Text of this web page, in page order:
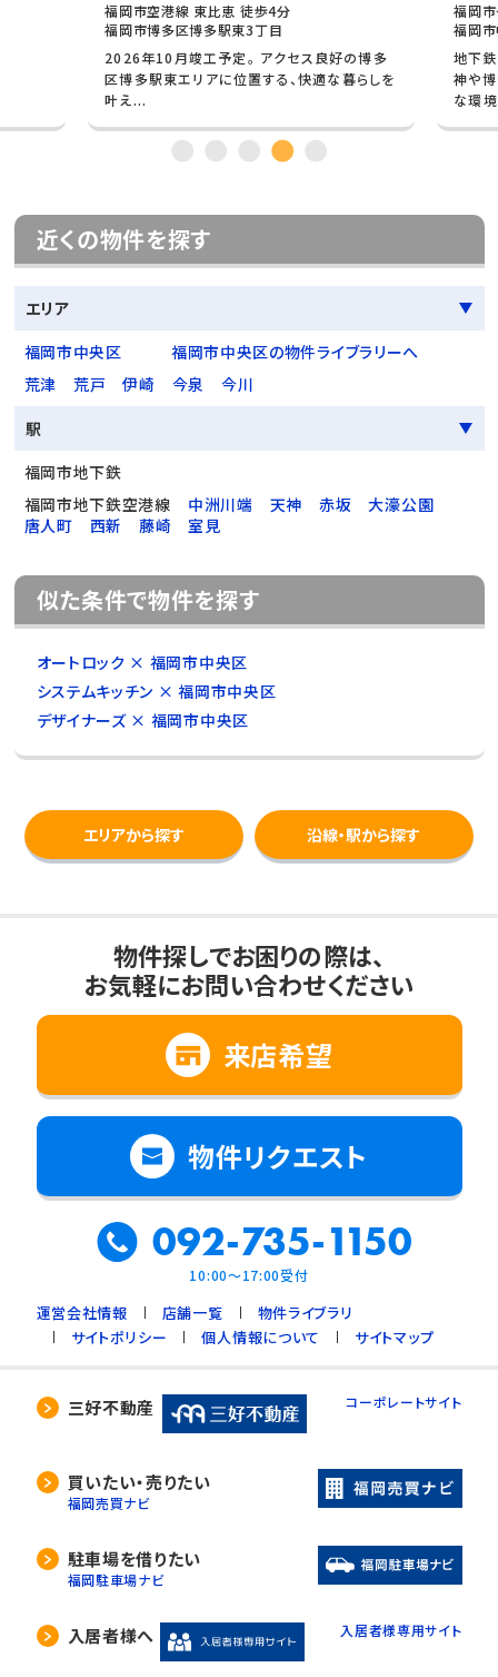
福岡市空港線 東比恵 徒歩4分
福岡市博多区博多駅東3丁目
2026年10月竣工予定。 アクセス良好の博多
区博多駅東エリアに位置する、快適な暮らしを
福岡市七隈線
福岡市中央区
地下鉄七隈線
神や博多方面
な環境...
近くの物件を探す
エリア
福岡市中央区
福岡市中央区の物件ライブラリーへ
荒津
荒戸 伊崎 今泉
今川
駅
福岡市地下鉄
福岡市地下鉄空港線
中洲川端 天神 赤坂
大濠公園
唐人町
西新 藤崎 室見
似た条件で物件を探す
オートロック × 福岡市中央区
システムキッチン × 福岡市中央区
デザイナーズ × 福岡市中央区
エリアから探す 沿線・駅から探す
物件探しでお困りの際は、
お気軽にお問い合わせください
来店希望
物件リクエスト
092-735-1150
10:00～17:00受付
運営会社情報 店舗一覧
物件ライブラリ
サイトポリシー
個人情報について サイトマップ
三好不動産 コーポレートサイト
買いたい・売りたい
福岡売買ナビ
駐車場を借りたい
福岡駐車場ナビ
入居者様へ 入居者様専用サイト